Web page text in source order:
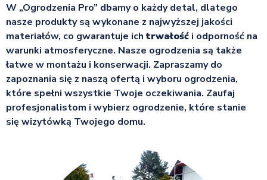
W „Ogrodzenia Pro” dbamy o każdy detal, dlatego
nasze produkty są wykonane z najwyższej jakości
materiałów, co gwarantuje ich trwałość i odporność na
warunki atmosferyczne. Nasze ogrodzenia są także
łatwe w montażu i konserwacji. Zapraszamy do
zapoznania się z naszą ofertą i wyboru ogrodzenia,
które spełni wszystkie Twoje oczekiwania. Zaufaj
profesjonalistom i wybierz ogrodzenie, które stanie
się wizytówką Twojego domu.